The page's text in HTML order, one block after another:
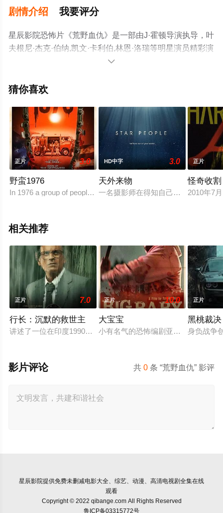
剧情介绍 我要评分
星辰影院恐怖片《荒野血仇》是一部由J·霍顿导演执导，叶
夫根尼·杰克·伯纳,凯文·卡利伯,林恩·洛​​瑞等明星演员精彩演
绎的美国电影，手机免费观看高清无删减完整版电影大全
猫或剧情网等平台了解。

猜你喜欢
正片 3.0
野蛮1976
In 1976 a group of people in the desert for a photo shoot stumble
HD中字 3.0
天外来物
一名摄影师在得知自己童年时期目击
正片
怪奇收
2010年7
相关推荐
正片 7.0
行长：沉默的救世主
讲述了一位在印度1990年代经济危机期间被任命为央行行长的
正片 10.0
大宝宝
小有名气的恐怖编剧亚当·刘易斯正
正片
黑桃裁决
身负战争
共0 条 “荒野血仇” 影评
影片评论
星辰影院提供免费未删减电影大全、综艺、动漫、高清电视剧全集在线
观看
Copyright © 2022 qibange.com All Rights Reserved
鲁ICP备03315772号